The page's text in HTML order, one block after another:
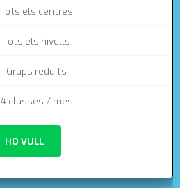
Tots els centres
Tots els nivells
Grups reduïts
4 classes / mes
HO VULL